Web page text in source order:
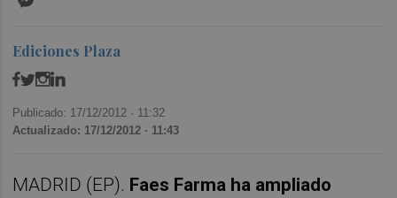
Ediciones Plaza
Publicado: 17/12/2012 · 11:32
Actualizado: 17/12/2012 · 11:43
MADRID (EP). Faes Farma ha ampliado